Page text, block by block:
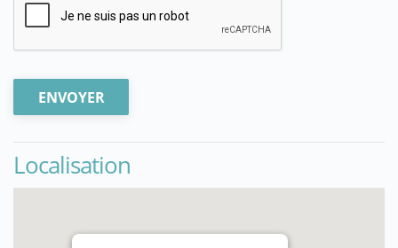
ENVOYER
Localisation